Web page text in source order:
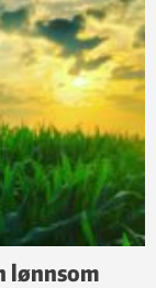
lønnsom